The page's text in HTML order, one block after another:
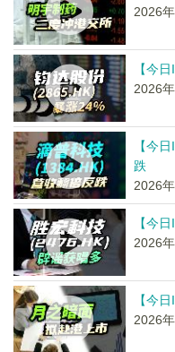
2026
【今
2026
【今
跌
2026
【今
2026
【今
2026